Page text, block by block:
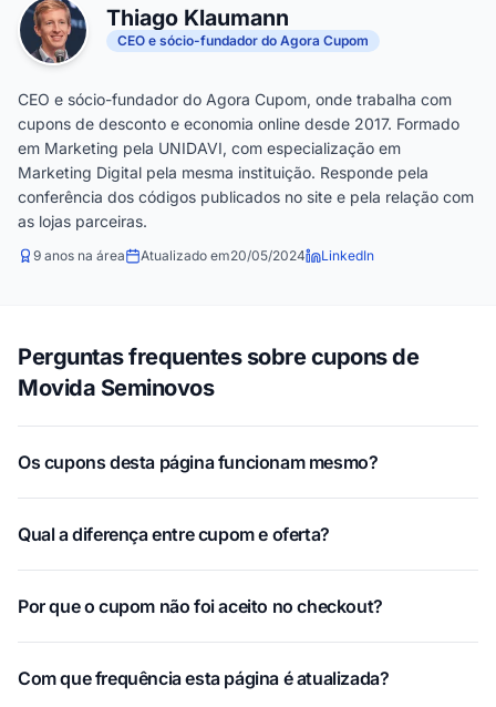
Thiago Klaumann
CEO e sócio-fundador do Agora Cupom
CEO e sócio-fundador do Agora Cupom, onde trabalha com
cupons de desconto e economia online desde 2017. Formado
em Marketing pela UNIDAVI, com especialização em
Marketing Digital pela mesma instituição. Responde pela
conferência dos códigos publicados no site e pela relação com
as lojas parceiras.
9 anos na área Atualizado em20/05/2024 LinkedIn
Perguntas frequentes sobre cupons de
Movida Seminovos
Os cupons desta página funcionam mesmo?
Qual a diferença entre cupom e oferta?
Por que o cupom não foi aceito no checkout?
Com que frequência esta página é atualizada?